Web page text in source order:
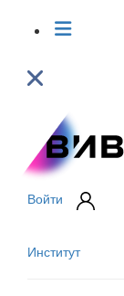
Войти
Институт